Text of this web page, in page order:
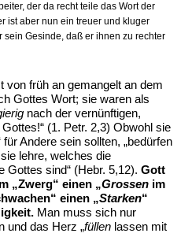
der da recht teile das Wort der
ist aber nun ein treuer und kluger
sein Gesinde, daß er ihnen zu rechter
von früh an gemangelt an dem
Gottes Wort; sie waren als
nach der vernünftigen,
(1. Petr. 2,3) Obwohl sie
Andere sein sollten, „bedürfen
lehre, welches die
Gottes sind“ (Hebr. 5,12). Gott
„Zwerg“ einen „Grossen im
einen „Starken“
Man muss sich nur
und das Herz „füllen lassen mit